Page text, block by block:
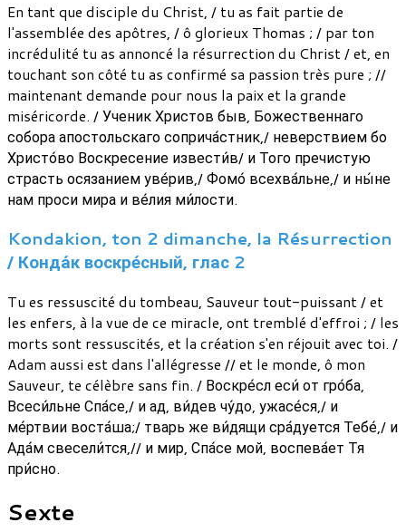
En tant que disciple du Christ, / tu as fait partie de
l'assemblée des apôtres, / ô glorieux Thomas ; / par ton
incrédulité tu as annoncé la résurrection du Christ / et, en
touchant son côté tu as confirmé sa passion très pure ; //
maintenant demande pour nous la paix et la grande
miséricorde. / Ученик Христов быв, Божественнаго
собора апостольскаго соприча́стник,/ неверствием бо
Христо́во Воскресение извести́в/ и Того пречистую
страсть осязанием уве́рив,/ Фомо́ всехва́льне,/ и ны́не
нам проси мира и ве́лия ми́лости.
Kondakion, ton 2 dimanche, la Résurrection
/ Конда́к воскре́сный, глас 2
Tu es ressuscité du tombeau, Sauveur tout-puissant / et
les enfers, à la vue de ce miracle, ont tremblé d'effroi ; / les
morts sont ressuscités, et la création s'en réjouit avec toi. /
Adam aussi est dans l'allégresse // et le monde, ô mon
Sauveur, te célèbre sans fin. / Воскре́сл еси́ от гро́ба,
Всеси́льне Спа́се,/ и ад, ви́дев чу́до, ужасе́ся,/ и
ме́ртвии воста́ша;/ тварь же ви́дящи сра́дуется Тебе́,/ и
Ада́м свесели́тся,// и мир, Спа́се мой, воспева́ет Тя
при́сно.
Sexte